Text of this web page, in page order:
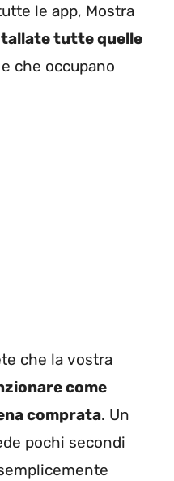
le app, Mostra
tutte quelle
e che occupano
che la vostra
come
comprata. Un
pochi secondi